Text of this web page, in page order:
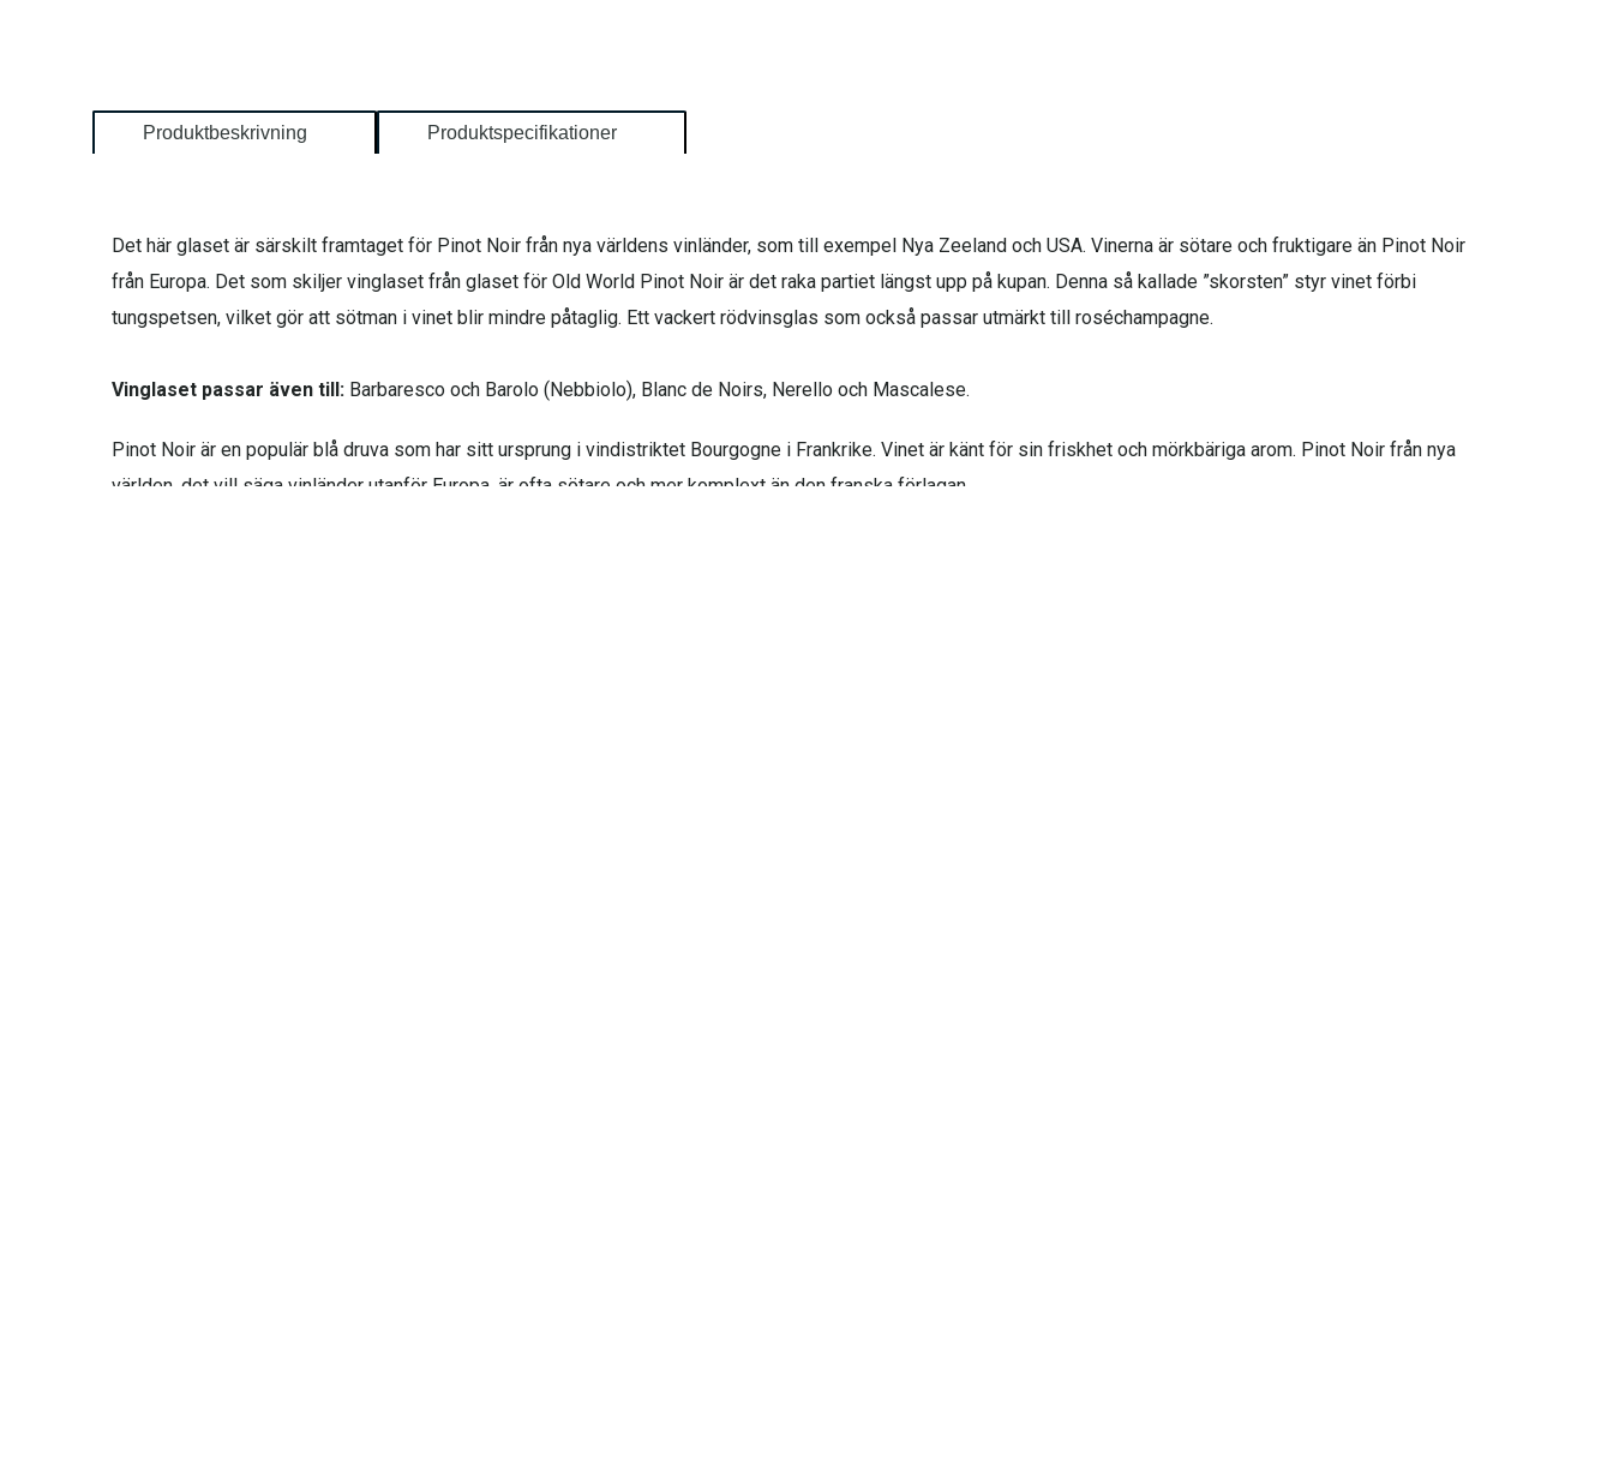
Produktbeskrivning Produktspecifikationer
Det här glaset är särskilt framtaget för Pinot Noir från nya världens vinländer, som till exempel Nya Zeeland och USA. Vinerna är sötare och fruktigare än Pinot Noir
från Europa. Det som skiljer vinglaset från glaset för Old World Pinot Noir är det raka partiet längst upp på kupan. Denna så kallade ”skorsten” styr vinet förbi
tungspetsen, vilket gör att sötman i vinet blir mindre påtaglig. Ett vackert rödvinsglas som också passar utmärkt till roséchampagne.
Vinglaset passar även till: Barbaresco och Barolo (Nebbiolo), Blanc de Noirs, Nerello och Mascalese.
Pinot Noir är en populär blå druva som har sitt ursprung i vindistriktet Bourgogne i Frankrike. Vinet är känt för sin friskhet och mörkbäriga arom. Pinot Noir från nya
världen, det vill säga vinländer utanför Europa, är ofta sötare och mer komplext än den franska förlagan.